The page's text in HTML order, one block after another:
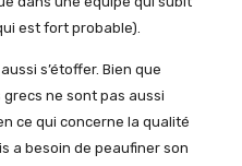
est fort probable).
s’étoffer. Bien que
ne sont pas aussi
ce qui concerne la qualité
a besoin de peaufiner son